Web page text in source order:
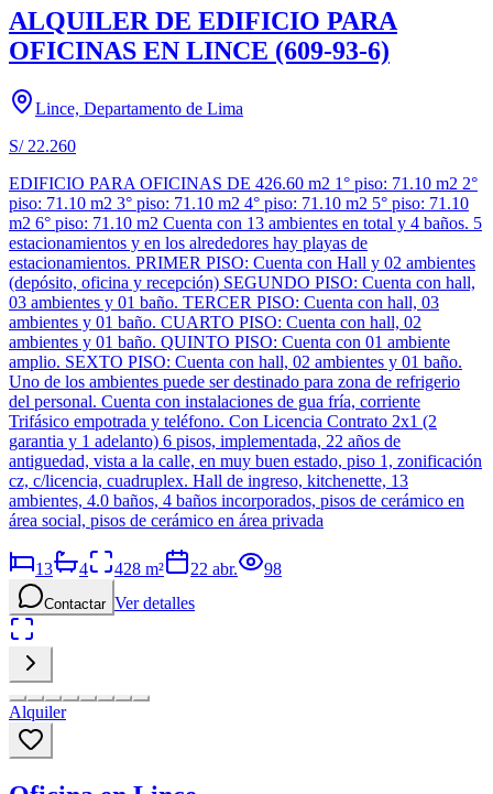
ALQUILER DE EDIFICIO PARA
OFICINAS EN LINCE (609-93-6)
Lince, Departamento de Lima
S/ 22.260
EDIFICIO PARA OFICINAS DE 426.60 m2 1° piso: 71.10 m2 2°
piso: 71.10 m2 3° piso: 71.10 m2 4° piso: 71.10 m2 5° piso: 71.10
m2 6° piso: 71.10 m2 Cuenta con 13 ambientes en total y 4 baños. 5
estacionamientos y en los alrededores hay playas de
estacionamientos. PRIMER PISO: Cuenta con Hall y 02 ambientes
(depósito, oficina y recepción) SEGUNDO PISO: Cuenta con hall,
03 ambientes y 01 baño. TERCER PISO: Cuenta con hall, 03
ambientes y 01 baño. CUARTO PISO: Cuenta con hall, 02
ambientes y 01 baño. QUINTO PISO: Cuenta con 01 ambiente
amplio. SEXTO PISO: Cuenta con hall, 02 ambientes y 01 baño.
Uno de los ambientes puede ser destinado para zona de refrigerio
del personal. Cuenta con instalaciones de gua fría, corriente
Trifásico empotrada y teléfono. Con Licencia Contrato 2x1 (2
garantia y 1 adelanto) 6 pisos, implementada, 22 años de
antiguedad, vista a la calle, en muy buen estado, piso 1, zonificación
cz, c/licencia, cuadruplex. Hall de ingreso, kitchenette, 13
ambientes, 4.0 baños, 4 baños incorporados, pisos de cerámico en
área social, pisos de cerámico en área privada
13 4 428 m² 22 abr. 98
Contactar Ver detalles
Alquiler